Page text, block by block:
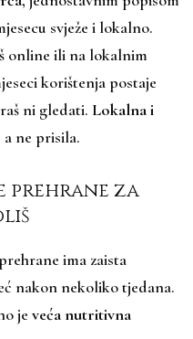
svježe i lokalno.
online ili na lokalnim
korištenja postaje
ni gledati. Lokalna i
ne prisila.
prehrane za
ima zaista
nakon nekoliko tjedana.
je veća nutritivna